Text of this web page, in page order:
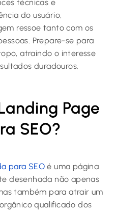
técnicas e
do usuário,
ressoe tanto com os
Prepare-se para
atraindo o interesse
duradouros.
Page
SEO?
para SEO é uma página
desenhada não apenas
também para atrair um
qualificado dos